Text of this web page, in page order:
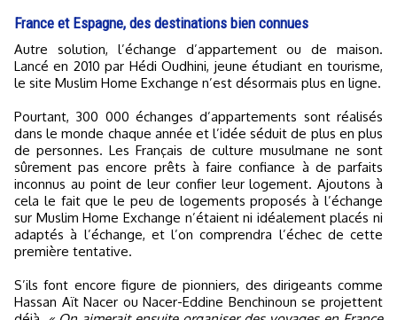
France et Espagne, des destinations bien connues
Autre solution, l’échange d’appartement ou de maison.
Lancé en 2010 par Hédi Oudhini, jeune étudiant en tourisme,
le site Muslim Home Exchange n’est désormais plus en ligne.
Pourtant, 300 000 échanges d’appartements sont réalisés
dans le monde chaque année et l’idée séduit de plus en plus
de personnes. Les Français de culture musulmane ne sont
sûrement pas encore prêts à faire confiance à de parfaits
inconnus au point de leur confier leur logement. Ajoutons à
cela le fait que le peu de logements proposés à l’échange
sur Muslim Home Exchange n’étaient ni idéalement placés ni
adaptés à l’échange, et l’on comprendra l’échec de cette
première tentative.
S’ils font encore figure de pionniers, des dirigeants comme
Hassan Aït Nacer ou Nacer-Eddine Benchinoun se projettent